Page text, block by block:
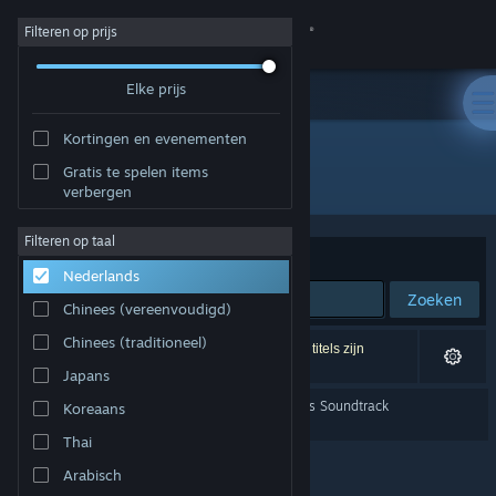
Inloggen
Community
Over
Ondersteuning
Taal wijzigen
Download de mobiele Steam-app
Desktopwebsite weergeven
Filteren op prijs
Elke prijs
Kortingen en evenementen
Gratis te spelen items
verbergen
Filteren op taal
Nederlands
Chinees (vereenvoudigd)
Chinees (traditioneel)
Japans
Koreaans
Thai
Arabisch
Ontwikkelaar: Leenzee
Sorteren op Relevantie
Zoeken
1 resultaat komt overeen met je zoekopdracht. 4 titels zijn
uitgesloten op basis van je voorkeuren.
WUCHANG: Fallen Feathers Soundtrack